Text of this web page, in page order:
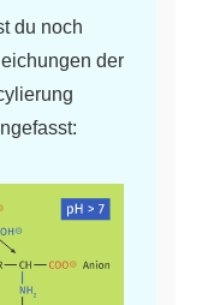
du noch
der